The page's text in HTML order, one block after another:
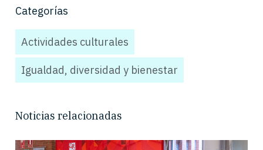
Categorías
Actividades culturales
Igualdad, diversidad y bienestar
Noticias relacionadas